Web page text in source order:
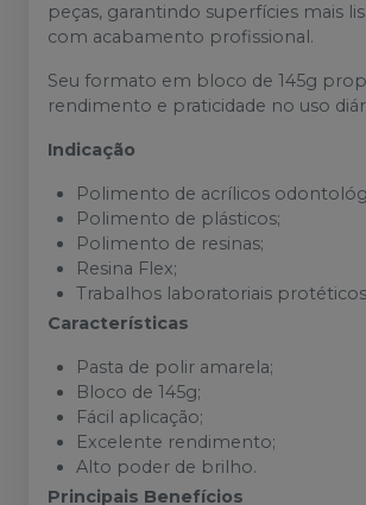
peças, garantindo superfícies mais
com acabamento profissional.
Seu formato em bloco de 145g
rendimento e praticidade no uso
Indicação
Polimento de acrílicos
Polimento de plásticos;
Polimento de resinas;
Resina Flex;
Trabalhos laboratoriais
Características
Pasta de polir amarela;
Bloco de 145g;
Fácil aplicação;
Excelente rendimento;
Alto poder de brilho.
Principais Benefícios